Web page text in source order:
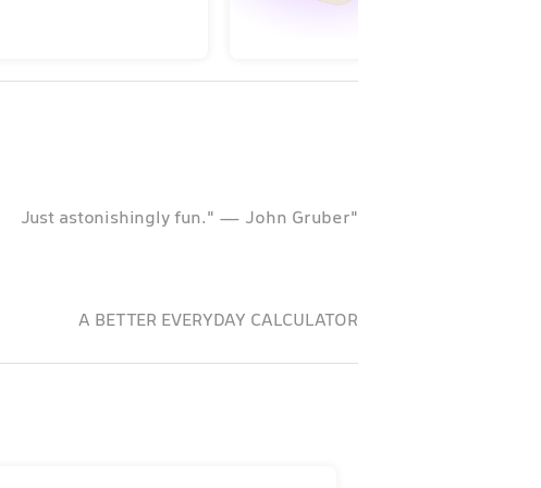
"Just astonishingly fun." — John Gruber
A BETTER EVERYDAY CALCULATOR
another boring tool. I want a calculator